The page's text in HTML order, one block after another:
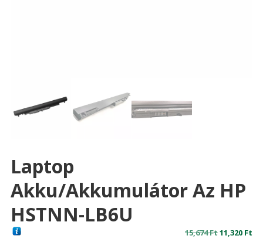
Laptop
Akku/akkumulátor Az HP
HSTNN-LB6U
15,674FtOriginal
11,320 Ft